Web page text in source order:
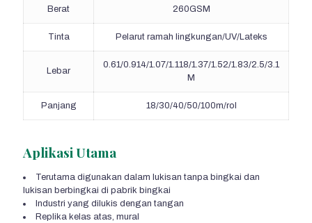
Berat 260GSM
Tinta Pelarut ramah lingkungan/UV/Lateks
Lebar
0.61/0.914/1.07/1.118/1.37/1.52/1.83/2.5/3.1
M
Panjang 18/30/40/50/100m/rol
Aplikasi Utama
Terutama digunakan dalam lukisan tanpa bingkai dan
lukisan berbingkai di pabrik bingkai
Industri yang dilukis dengan tangan
Replika kelas atas, mural